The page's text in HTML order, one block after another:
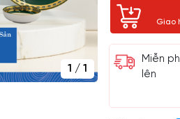
1 /1
Giao
Miễn
lên